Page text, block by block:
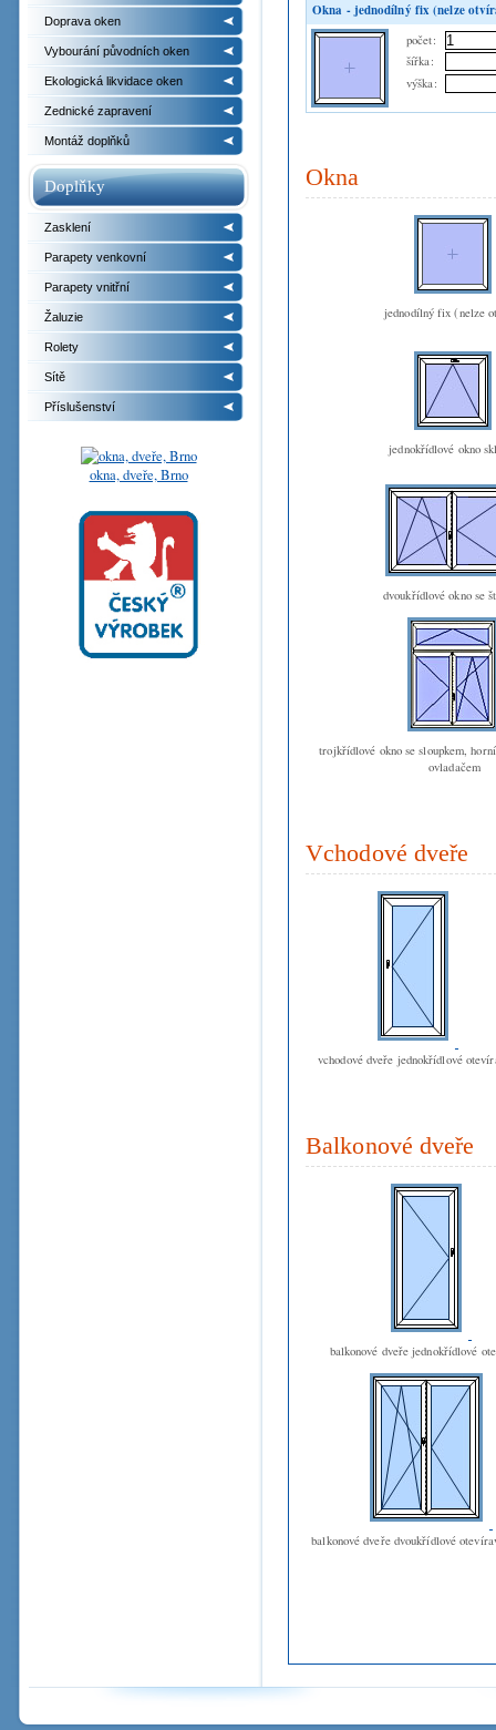
Doprava oken
Vybourání původních oken
Ekologická likvidace oken
Zednické zapravení
Montáž doplňků
Doplňky
Zasklení
Parapety venkovní
Parapety vnitřní
Žaluzie
Rolety
Sítě
Příslušenství
okna, dveře, Brno
Okna - jednodílný fix (nelze
počet:
šířka:
výška:
Okna
jednodílný fix (nelze
jednokřídlové okno
dvoukřídlové okno se
trojkřídlové okno se sloupkem,
ovladačem
Vchodové dveře
vchodové dveře jednokřídlové
Balkonové dveře
balkonové dveře jednokřídlové
balkonové dveře dvoukřídlové